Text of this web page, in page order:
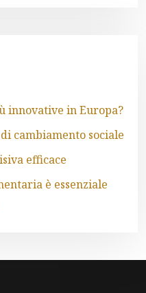
innovative in Europa?
cambiamento sociale
efficace
è essenziale